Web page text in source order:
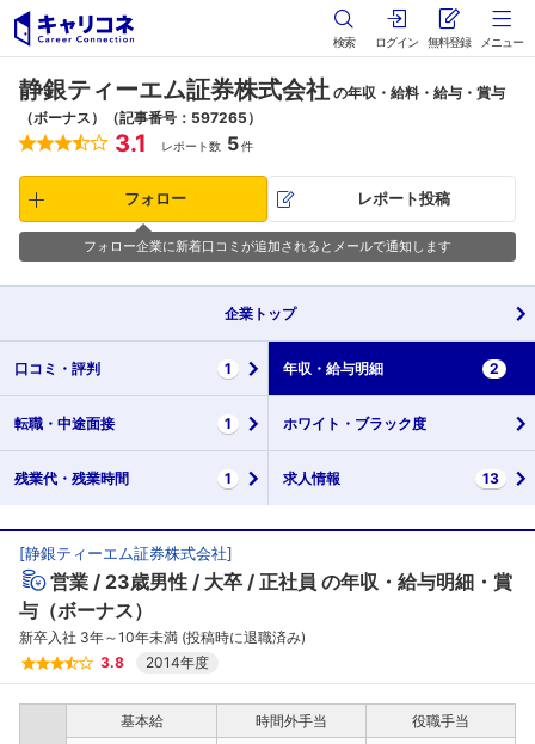
検索 ログイン 無料登録 メニュー
静銀ティーエム証券株式会社 の年収・給料・給与・賞与
（ボーナス）（記事番号：597265）
3.1 レポート数 5件
フォロー レポート投稿
フォロー企業に新着口コミが追加されるとメールで通知します
企業 トップ
口コミ・ 評判 1 年収・ 給与明細 2
転職・ 中途面接 1 ホワイト・ ブラック度
残業代・ 残業時間 1 求人情報 13
[静銀ティーエム証券株式会社]
営業 23歳男性 大卒 正社員 の年収・給与明細・賞
与（ボーナス）
新卒入社 3年～10年未満 (投稿時に退職済み)
3.8
2014年度
基本給 時間外手当
役職手当